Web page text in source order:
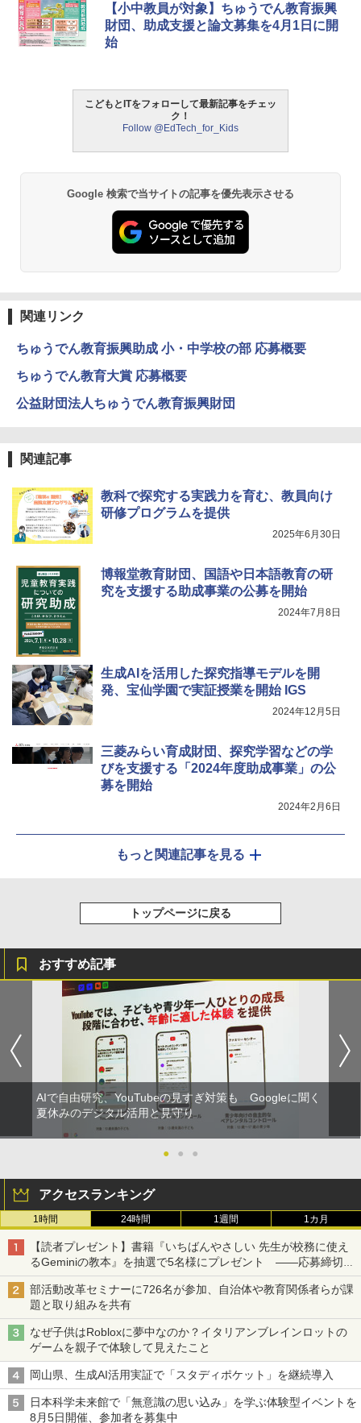
1
タッチペンで音が聞ける!はじめてずかん
1000 英語つき ([バラエティ])
中学英語をもう一度ひとつひとつわかり
やすく。改訂版
仮面ライダー 改造人間 限定ケース版
￥4,290
つかめ！理科ダマン 12 最強ロボット決
戦！編
￥1,320
5
￥1,650
1
ThinkFun ボードゲーム 「サーキット・
メイズ」 配線回路をプログラミングする
日本語説明書付 8歳~ 76341 誕生日 クリ
モルカ: 原子・分子に強くなるカードゲ
ーム
物理実験モデル楽器電磁気教材を教える
ダルトンボード/ゴルトンボード物理学、
4
エンジニアリングキット小さなカート -
クリエイティブトイビルド、シンプルな
メカニックキット|子供向けの可動部品、
ホリデープロジェクト、ギフトイベン
ト、誕生日の楽しみ、イースターディス
5 Fernrohr:実験用キャビネット
【小中教員が対象】ちゅうでん教育振興
財団、助成支援と論文募集を4月1日に開
始
こどもとITをフォローして最新記事をチェッ
ク！
Follow @EdTech_for_Kids
Google 検索で当サイトの記事を優先表示させる
関連リンク
ちゅうでん教育振興助成 小・中学校の部 応募概要
ちゅうでん教育大賞 応募概要
公益財団法人ちゅうでん教育振興財団
関連記事
教科で探究する実践力を育む、教員向け
研修プログラムを提供
2025年6月30日
博報堂教育財団、国語や日本語教育の研
究を支援する助成事業の公募を開始
2024年7月8日
生成AIを活用した探究指導モデルを開
発、宝仙学園で実証授業を開始 IGS
2024年12月5日
三菱みらい育成財団、探究学習などの学
びを支援する「2024年度助成事業」の公
募を開始
2024年2月6日
もっと関連記事を見る
トップページに戻る
おすすめ記事
AIで自由研究、YouTubeの見すぎ対策も Googleに聞く
夏休みのデジタル活用と見守り
● ● ●
アクセスランキング
1時間 24時間 1週間 1カ月
【読者プレゼント】書籍『いちばんやさしい 先生が校務に使え
るGeminiの教本』を抽選で5名様にプレゼント ――応募締切は
2026年8月12日（水）まで
部活動改革セミナーに726名が参加、自治体や教育関係者らが課
題と取り組みを共有
なぜ子供はRobloxに夢中なのか？イタリアンブレインロットの
ゲームを親子で体験して見えたこと
岡山県、生成AI活用実証で「スタディポケット」を継続導入
日本科学未来館で「無意識の思い込み」を学ぶ体験型イベントを
8月5日開催、参加者を募集中